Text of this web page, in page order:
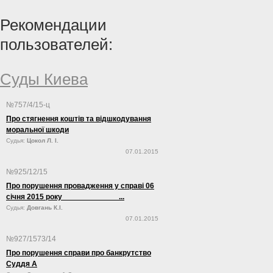
Рекомендации
пользователей:
Суды Киева
№757/4/15-ц
Про стягнення коштів та відшкодування
моральної шкоди
Судья: Цокол Л. І.
07.01.2015
№925/12/15
Про порушення провадження у справі 06
січня 2015 року ...
Судья: Довгань К.І.
07.01.2015
№927/1573/14
Про порушення справи про банкрутство
Суддя А